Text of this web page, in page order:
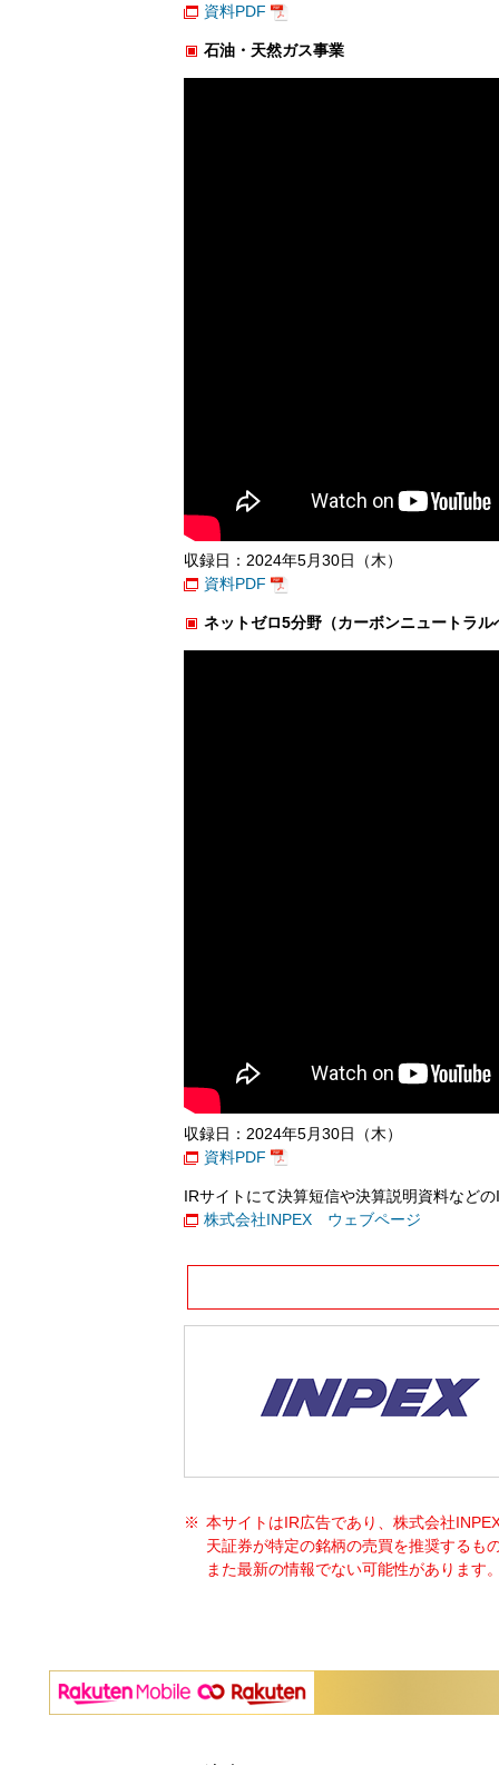
資料PDF
石油・天然ガス事業
収録日：2024年5月30日（木）
資料PDF
ネットゼロ5分野（カーボンニュートラル
収録日：2024年5月30日（木）
資料PDF
IRサイトにて決算短信や決算説明資料など
株式会社INPEX ウェブページ
本サイトはIR広告であり、株式会社
天証券が特定の銘柄の売買を推奨するも
また最新の情報でない可能性があります